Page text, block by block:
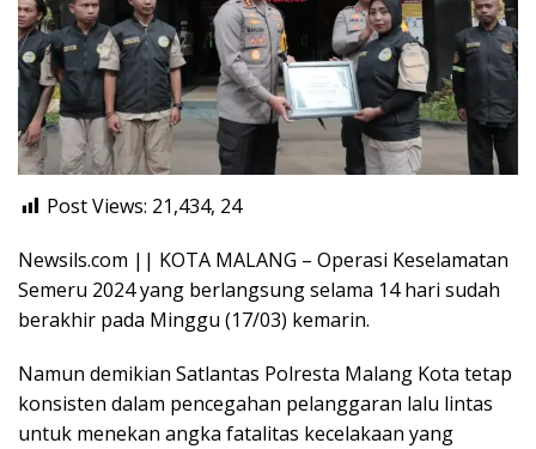
Post Views: 21,434, 24
Newsils.com || KOTA MALANG – Operasi Keselamatan
Semeru 2024 yang berlangsung selama 14 hari sudah
berakhir pada Minggu (17/03) kemarin.
Namun demikian Satlantas Polresta Malang Kota tetap
konsisten dalam pencegahan pelanggaran lalu lintas
untuk menekan angka fatalitas kecelakaan yang